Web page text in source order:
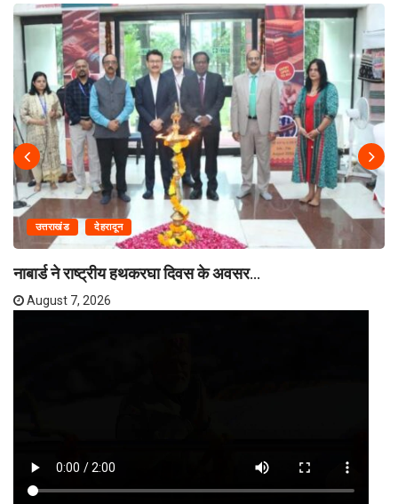
उत्तराखंड देहरादून
नाबार्ड ने राष्ट्रीय हथकरघा दिवस के अवसर...
August 7, 2026